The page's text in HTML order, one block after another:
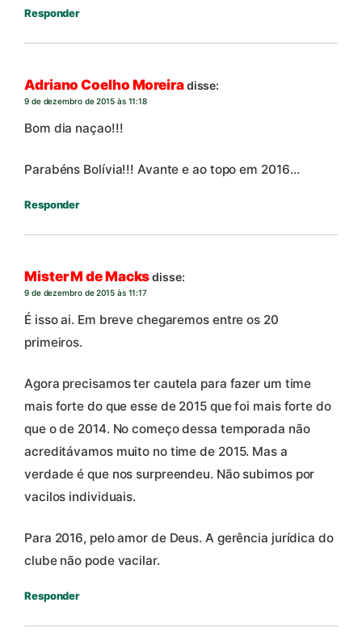
Responder
Adriano Coelho Moreiradisse:
9 de dezembro de 2015 às 11:18
Bom dia naçao!!!
Parabéns Bolívia!!! Avante e ao topo em 2016…
Responder
Mister M de Macksdisse:
9 de dezembro de 2015 às 11:17
É isso ai. Em breve chegaremos entre os 20
primeiros.
Agora precisamos ter cautela para fazer um time
mais forte do que esse de 2015 que foi mais forte do
que o de 2014. No começo dessa temporada não
acreditávamos muito no time de 2015. Mas a
verdade é que nos surpreendeu. Não subimos por
vacilos individuais.
Para 2016, pelo amor de Deus. A gerência jurídica do
clube não pode vacilar.
Responder